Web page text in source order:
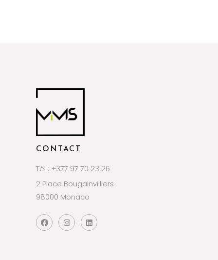
CONTACT
Tél : +377 97 70 23 26
2 Place Bougainvilliers
98000 Monaco